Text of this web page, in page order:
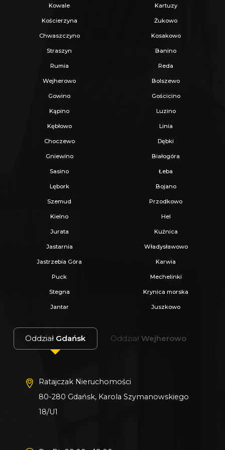
Kowale Kartuzy
Kościerzyna Żukowo
Chwaszczyno Kosakowo
Straszyn Banino
Rumia Reda
Wejherowo Bolszewo
Gowino Gościcino
Kąpino Luzino
Kębłowo Linia
Choczewo Dębki
Gniewino Białogóra
Sasino Łeba
Lębork Bojano
Szemud Przodkowo
Kielno Hel
Jurata Kuźnica
Jastarnia Władysławowo
Jastrzebia Góra Karwia
Puck Mechelinki
Stegna Krynica morska
Jantar Juszkowo
Oddział Gdańsk Oddział Wejherowo
Ratajczak Nieruchomości
80-280 Gdańsk, Karola Szymanowskiego
18/U1